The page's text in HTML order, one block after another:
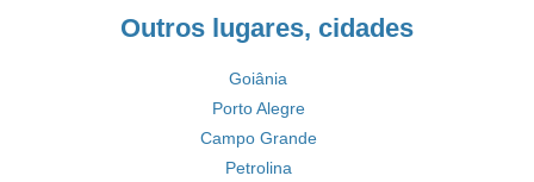
Outros lugares, cidades
Goiânia
Porto Alegre
Campo Grande
Petrolina